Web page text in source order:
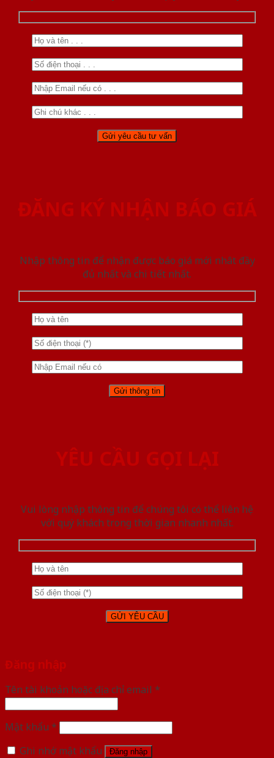
ĐĂNG KÝ NHẬN BÁO GIÁ
Nhập thông tin để nhận được báo giá mới nhât đầy
đủ nhất và chi tiết nhất.
YÊU CẦU GỌI LẠI
Vui lòng nhập thông tin để chúng tôi có thể liên hệ
với quý khách trong thời gian nhanh nhất.
Đăng nhập
Tên tài khoản hoặc địa chỉ email *
Mật khẩu *
Ghi nhớ mật khẩu
Đăng nhập